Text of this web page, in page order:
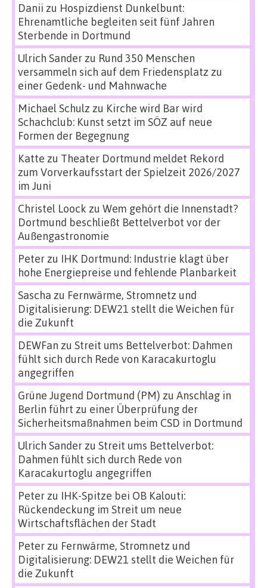
Danii zu Hospizdienst Dunkelbunt:
Ehrenamtliche begleiten seit fünf Jahren
Sterbende in Dortmund
Ulrich Sanderzu Rund 350 Menschen
versammeln sich auf dem Friedensplatz zu
einer Gedenk- und Mahnwache
Michael Schulz zu Kirche wird Bar wird
Schachclub: Kunst setzt im SÖZ auf neue
Formen der Begegnung
Katte zu Theater Dortmund meldet Rekord
zum Vorverkaufsstart der Spielzeit 2026/2027
im Juni
Christel Loock zu Wem gehört die Innenstadt?
Dortmund beschließt Bettelverbot vor der
Außengastronomie
Peterzu IHK Dortmund: Industrie klagt über
hohe Energiepreise und fehlende Planbarkeit
Sascha zu Fernwärme, Stromnetz und
Digitalisierung: DEW21 stellt die Weichen für
die Zukunft
DEWFan zu Streit ums Bettelverbot: Dahmen
fühlt sich durch Rede von Karacakurtoglu
angegriffen
Grüne Jugend Dortmund (PM) zu Anschlag in
Berlin führt zu einer Überprüfung der
Sicherheitsmaßnahmen beim CSD in Dortmund
Ulrich Sanderzu Streit ums Bettelverbot:
Dahmen fühlt sich durch Rede von
Karacakurtoglu angegriffen
Peterzu IHK-Spitze bei OB Kalouti:
Rückendeckung im Streit um neue
Wirtschaftsflächen der Stadt
Peterzu Fernwärme, Stromnetz und
Digitalisierung: DEW21 stellt die Weichen für
die Zukunft